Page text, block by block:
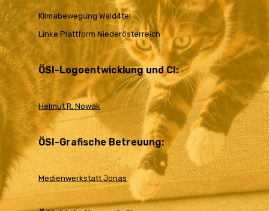
Klimabewegung Wald4tel
Linke Plattform Niederösterreich
ÖSI-Logoentwicklung und CI:
Helmut R. Nowak
ÖSI-Grafische Betreuung:
Medienwerkstatt Jonas